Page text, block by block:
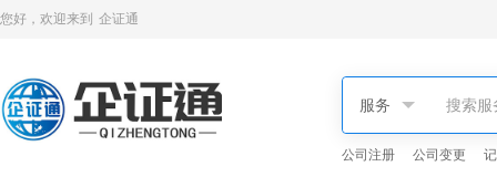
您好，欢迎来到 企证通
公司注册 公司变更